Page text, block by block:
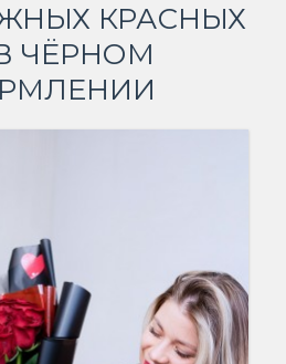
КРАСНЫХ
ЧЁРНОМ